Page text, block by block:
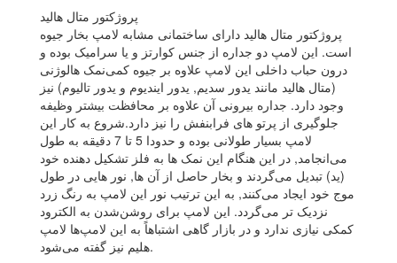
پروژکتور متال هالید
پروژکتور متال هالید دارای ساختمانی مشابه لامپ بخار جیوه
است. این لامپ دو جداره از جنس کوارتز و یا سرامیک بوده و
درون حباب داخلی این لامپ علاوه بر جیوه کمی‌نمک هالوژنی
(متال هالید مانند یدور سدیم, یدور ایندیوم و یدور تالیوم) نیز
وجود دارد. جداره بیرونی آن علاوه بر محافظت بیشتر وظیفه
جلوگیری از پرتو های فرابنفش را نیز دارد.شروع به کار این
لامپ بسیار طولانی بوده و حدودا 5 تا 7 دقیقه به طول
می‌انجامد, در این هنگام این نمک ها به فلز تشکیل دهنده خود
(ید) تبدیل می‌گردند و بخار حاصل از آن ها, نور هایی در طول
موج خود ایجاد می‌کنند, به این ترتیب نور این لامپ به رنگ زرد
نزدیک تر می‌گردد. این لامپ برای روشن‌شدن به الکترود
کمکی نیازی ندارد و در بازار گاهی اشتباهاً به این لامپ‌ها لامپ
هلیم نیز گفته می‌شود.